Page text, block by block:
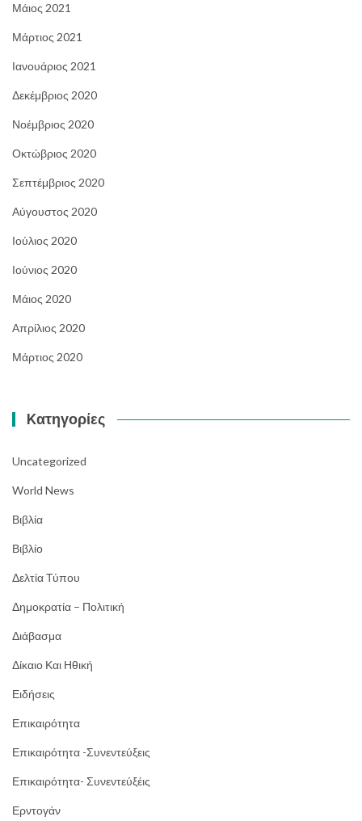
Μάιος 2021
Μάρτιος 2021
Ιανουάριος 2021
Δεκέμβριος 2020
Νοέμβριος 2020
Οκτώβριος 2020
Σεπτέμβριος 2020
Αύγουστος 2020
Ιούλιος 2020
Ιούνιος 2020
Μάιος 2020
Απρίλιος 2020
Μάρτιος 2020
Kατηγορίες
Uncategorized
World News
Βιβλία
Βιβλίο
Δελτία Τύπου
Δημοκρατία – Πολιτική
Διάβασμα
Δίκαιο Και Ηθική
Ειδήσεις
Επικαιρότητα
Επικαιρότητα -Συνεντεύξεις
Επικαιρότητα- Συνεντεύξέις
Ερντογάν